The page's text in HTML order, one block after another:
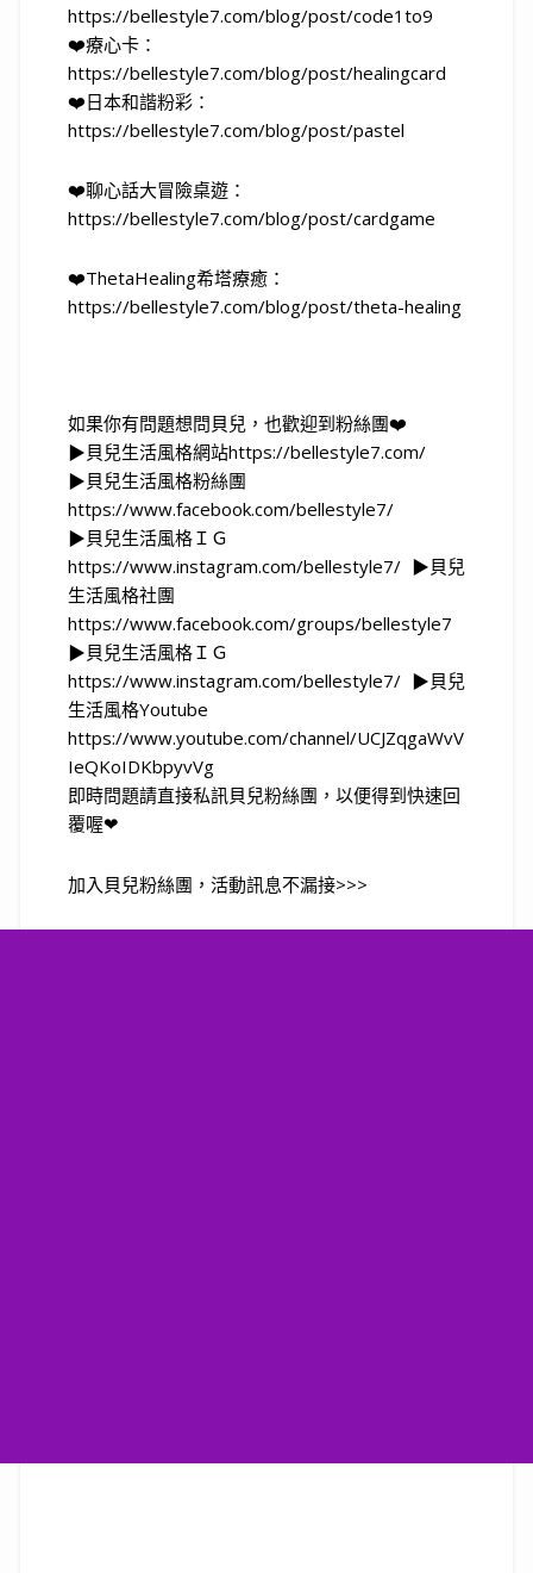
https://bellestyle7.com/blog/post/code1to9
❤️療心卡：
https://bellestyle7.com/blog/post/healingcard
❤️日本和諧粉彩：
https://bellestyle7.com/blog/post/pastel
❤️聊心話大冒險桌遊：
https://bellestyle7.com/blog/post/cardgame
❤️ThetaHealing希塔療癒：
https://bellestyle7.com/blog/post/theta-healing
如果你有問題想問貝兒，也歡迎到粉絲團❤️
▶貝兒生活風格網站https://bellestyle7.com/
▶貝兒生活風格粉絲團
https://www.facebook.com/bellestyle7/
▶貝兒生活風格ＩＧ
https://www.instagram.com/bellestyle7/ ▶貝兒
生活風格社團
https://www.facebook.com/groups/bellestyle7
▶貝兒生活風格ＩＧ
https://www.instagram.com/bellestyle7/ ▶貝兒
生活風格Youtube
https://www.youtube.com/channel/UCJZqgaWvV
IeQKoIDKbpyvVg
即時問題請直接私訊貝兒粉絲團，以便得到快速回
覆喔❤
加入貝兒粉絲團，活動訊息不漏接>>>